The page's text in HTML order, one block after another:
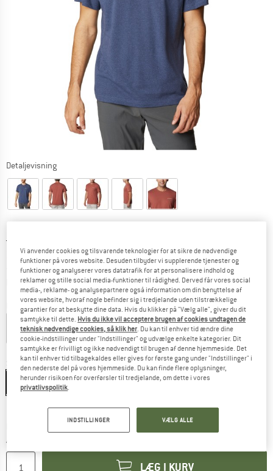
Detaljevisning
Original pris :
34,95
Pris:
26,21€ inkl. moms.
KR 195,94
plus ForsendelsesomkostningerOplysninger om
Farve:Dark Mountain Heather
25% 25% 25%
Størrelse:S
S M L XL XXL
Linket åbnes i en infoboks og indeholder
Antal:
LÆG I KURV
Vi anvender cookies og tilsvarende teknologier for at sikre de nødvendige
funktioner på vores website. Desuden tilbyder vi supplerende tjenester og
funktioner og analyserer vores datatrafik for at personalisere indhold og
reklamer og stille social media-funktioner til rådighed. Derved får vores social
media-, reklame- og analysepartnere også information om din benyttelse af
vores website, hvoraf nogle befinder sig i tredjelande uden tilstrækkelige
garantier for at beskytte dine data. Hvis du klikker på "Vælg alle", giver du dit
samtykke til dette. Hvis du ikke vil acceptere brugen af cookies undtagen de
teknisk nødvendige cookies, så klik her . Du kan til enhver tid ændre dine
cookie-indstillinger under "Indstillinger" og udvælge enkelte kategorier. Dit
samtykke er frivilligt og ikke nødvendigt til brugen af denne hjemmeside. Det
kan til enhver tid tilbagekaldes eller gives for første gang under "Indstillinger" i
den nederste del på vores hjemmeside. Du kan finde flere oplysninger,
herunder risikoen for overførsler til tredjelande, om dette i vores
privatlivspolitik
INDSTILLINGER VÆLG ALLE